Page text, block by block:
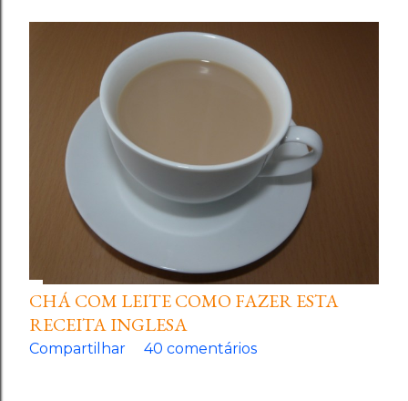
CHÁ COM LEITE COMO FAZER ESTA
RECEITA INGLESA
Compartilhar 40 comentários